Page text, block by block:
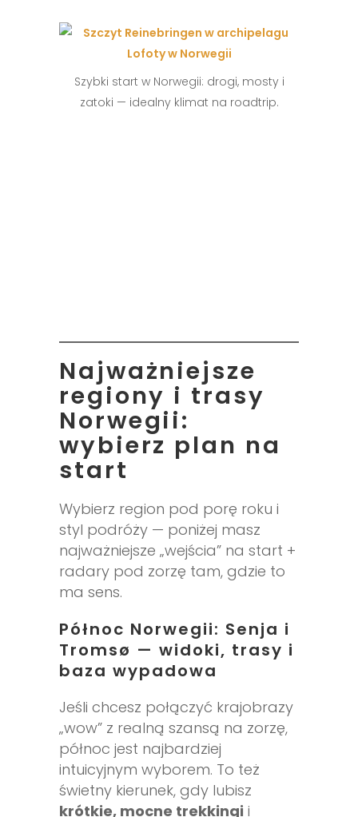
Szybki start w Norwegii: drogi, mosty i
zatoki — idealny klimat na roadtrip.
Najważniejsze
regiony i trasy
Norwegii:
wybierz plan na
start
Wybierz region pod porę roku i
styl podróży — poniżej masz
najważniejsze „wejścia” na start +
radary pod zorzę tam, gdzie to
ma sens.
Północ Norwegii: Senja i
Tromsø — widoki, trasy i
baza wypadowa
Jeśli chcesz połączyć krajobrazy
„wow” z realną szansą na zorzę,
północ jest najbardziej
intuicyjnym wyborem. To też
świetny kierunek, gdy lubisz
krótkie, mocne trekkingi i